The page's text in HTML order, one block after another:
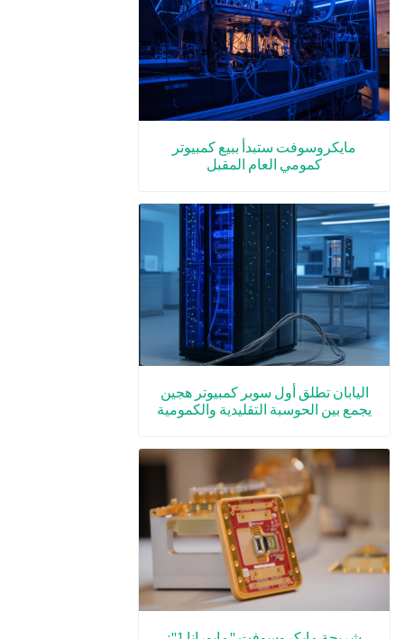
مايكروسوفت ستبدأ ببيع كمبيوتر
كمومي العام المقبل
اليابان تطلق أول سوبر كمبيوتر هجين
يجمع بين الحوسبة التقليدية والكمومية